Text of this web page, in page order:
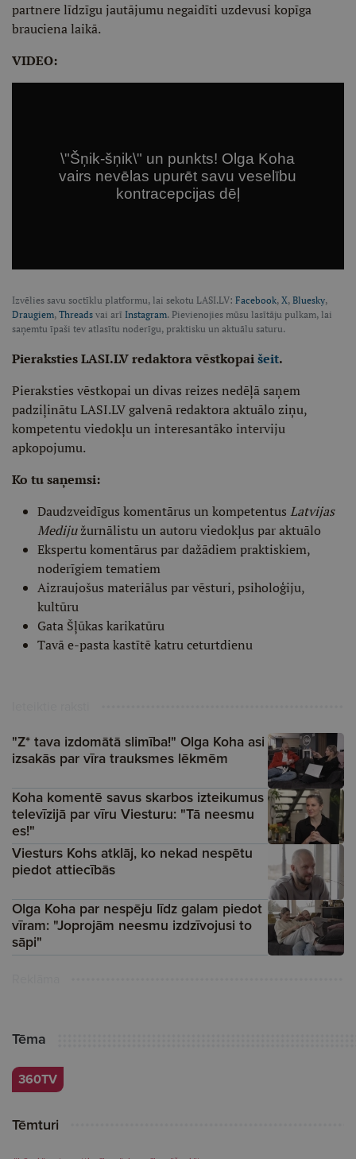
partnere līdzīgu jautājumu negaidīti uzdevusi kopīga
brauciena laikā.
VIDEO:
Izvēlies savu soctīklu platformu, lai sekotu LASI.LV: Facebook, X, Bluesky,
Draugiem, Threads vai arī Instagram. Pievienojies mūsu lasītāju pulkam, lai
saņemtu īpaši tev atlasītu noderīgu, praktisku un aktuālu saturu.
Pieraksties LASI.LV redaktora vēstkopaišeit.
Pieraksties vēstkopai un divas reizes nedēļā saņem
padziļinātu LASI.LV galvenā redaktora aktuālo ziņu,
kompetentu viedokļu un interesantāko interviju
apkopojumu.
Ko tu saņemsi:
Daudzveidīgus komentārus un kompetentus Latvijas
Medijužurnālistu un autoru viedokļus par aktuālo
Ekspertu komentārus par dažādiem praktiskiem,
noderīgiem tematiem
Aizraujošus materiālus par vēsturi, psiholoģiju,
kultūru
Gata Šļūkas karikatūru
Tavā e-pasta kastītē katru ceturtdienu
"Z* tava izdomātā slimība!" Olga Koha asi
izsakās par vīra trauksmes lēkmēm
Koha komentē savus skarbos izteikumus
televīzijā par vīru Viesturu: "Tā neesmu
es!"
Viesturs Kohs atklāj, ko nekad nespētu
piedot attiecībās
Olga Koha par nespēju līdz galam piedot
vīram: "Joprojām neesmu izdzīvojusi to
sāpi"
Tēma
360TV
Tēmturi